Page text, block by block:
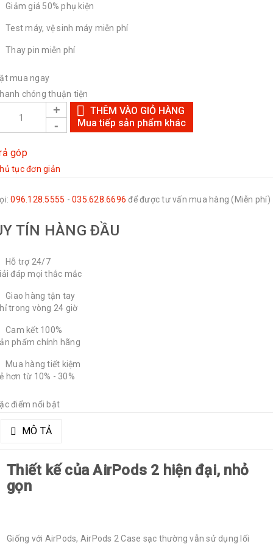
Giảm giá 50% phụ kiện
Test máy, vệ sinh máy miễn phí
Thay pin miễn phí
mua ngay
chóng thuận tiện
THÊM VÀO GIỎ HÀNG
Mua tiếp sản phẩm khác
góp
tục đơn giản
096.128.5555 - 035.628.6696 để được tư vấn mua hàng (Miễn phí)
TÍN HÀNG ĐẦU
Hỗ trợ 24/7
đáp mọi thắc mắc
Giao hàng tận tay
trong vòng 24 giờ
Cam kết 100%
phẩm chính hãng
Mua hàng tiết kiệm
hơn từ 10% - 30%
điểm nổi bật
MÔ TẢ
Thiết kế của AirPods 2 hiện đại, nhỏ
gọn
Giống với AirPods, AirPods 2 Case sạc thường vẫn sử dụng lối